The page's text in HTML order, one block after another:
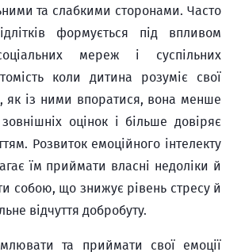
та слабкими сторонами. Часто
формується під впливом
мереж і суспільних
коли дитина розуміє свої
як із ними впоратися, вона менше
оцінок і більше довіряє
Розвиток емоційного інтелекту
їм приймати власні недоліки й
собою, що знижує рівень стресу й
відчуття добробуту.
та приймати свої емоції